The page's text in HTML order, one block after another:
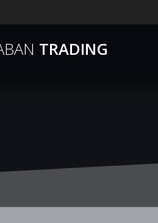
TRADING